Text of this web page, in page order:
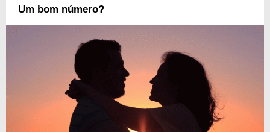
Um bom número?